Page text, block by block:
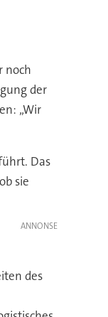
noch
der
„Wir
Das
sie
des